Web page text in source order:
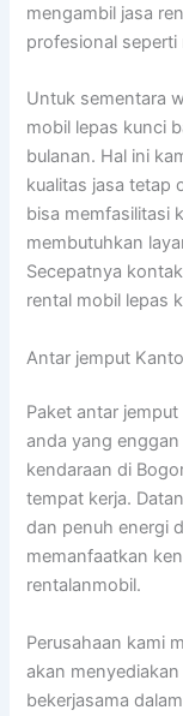
mengambil jasa
profesional seperti
Untuk sementara
mobil lepas kunci
bulanan. Hal ini
kualitas jasa tetap
bisa memfasilitasi
membutuhkan
Secepatnya
rental mobil lepas
Antar jemput
Paket antar
anda yang
kendaraan di
tempat kerja.
dan penuh energi
memanfaatkan
rentalanmobil.
Perusahaan kami
akan
bekerjasama